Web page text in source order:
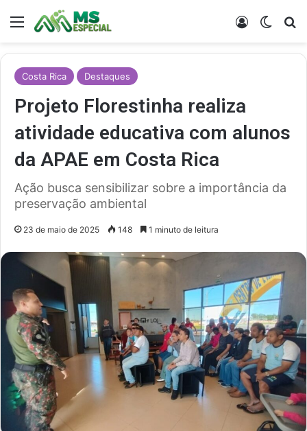
Menu Entrar
Costa Rica Destaques
Projeto Florestinha realiza
atividade educativa com alunos
da APAE em Costa Rica
Ação busca sensibilizar sobre a importância da
preservação ambiental
23 de maio de 2025 148 1 minuto de leitura